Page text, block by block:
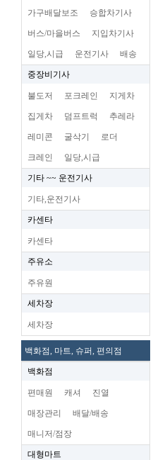
가구배달보조 승합차기사
버스/마을버스 지입차기사
일당,시급 운전기사 배송
중장비기사
불도저 포크레인 지게차
집게차 덤프트럭 추레라
레미콘 굴삭기 로더
크레인 일당,시급
기타 ~~ 운전기사
기타,운전기사
카센타
카센타
주유소
주유원
세차장
세차장
백화점, 마트, 슈퍼, 편의점
백화점
편매원 캐셔 진열
매장관리 배달/배송
매니저/점장
대형마트